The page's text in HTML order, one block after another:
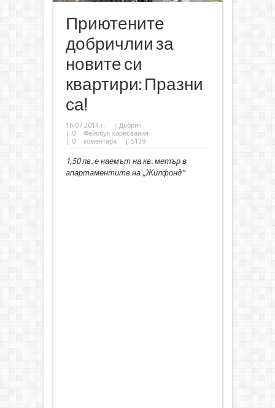
Приютените
добричлии за
новите си
квартири: Празни
са!
16.07.2014 г. | Добрич
| 0
Фейсбук харесвания
| 0 коментара | 5139
1,50 лв. е наемът на кв. метър в
апартаментите на „Жилфонд”